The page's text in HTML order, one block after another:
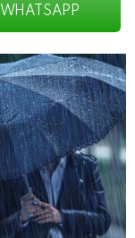
WHATSAPP